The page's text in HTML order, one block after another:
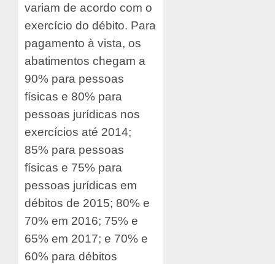
variam de acordo com o
exercício do débito. Para
pagamento à vista, os
abatimentos chegam a
90% para pessoas
físicas e 80% para
pessoas jurídicas nos
exercícios até 2014;
85% para pessoas
físicas e 75% para
pessoas jurídicas em
débitos de 2015; 80% e
70% em 2016; 75% e
65% em 2017; e 70% e
60% para débitos